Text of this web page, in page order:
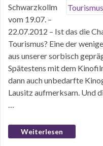
Schwarzkollm
vom 19.07. –
22.07.2012 – Ist das die
Tourismus? Eine der
aus unserer sorbisch
Spätestens mit dem
dann auch unbedarfte
Lausitz aufmerksam. Und
…
Weiterlesen